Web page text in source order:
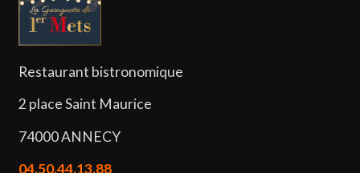
Restaurant bistronomique
2 place Saint Maurice
74000 ANNECY
04.50.44.13.88